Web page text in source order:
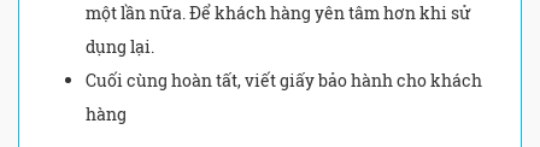
một lần nữa. Để khách hàng yên tâm hơn khi sử
dụng lại.
Cuối cùng hoàn tất, viết giấy bảo hành cho khách
hàng